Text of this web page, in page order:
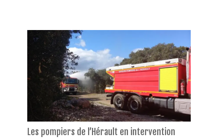
Les pompiers de l’Hérault en intervention